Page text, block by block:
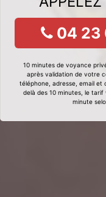
04 23
10 minutes de voyance
après validation de votre
téléphone, adresse, email
delà des 10 minutes, le
minute